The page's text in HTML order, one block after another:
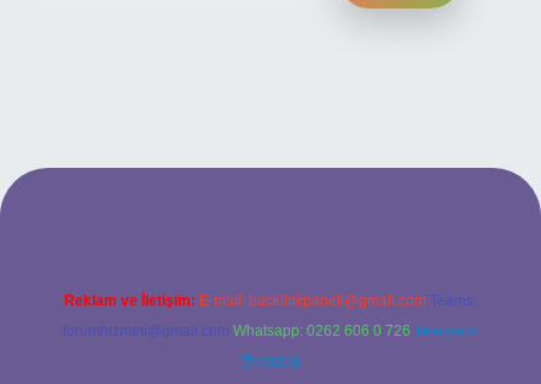
Reklam ve İletişim: E-mail: backlinkpaneli@gmail.com Teams:
forumhizmeti@gmail.com Whatsapp: 0262 606 0 726 Telegram:
@karabul